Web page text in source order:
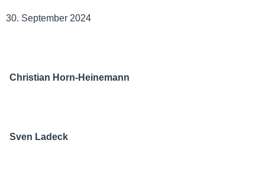
30. September 2024
Christian Horn-Heinemann
Sven Ladeck